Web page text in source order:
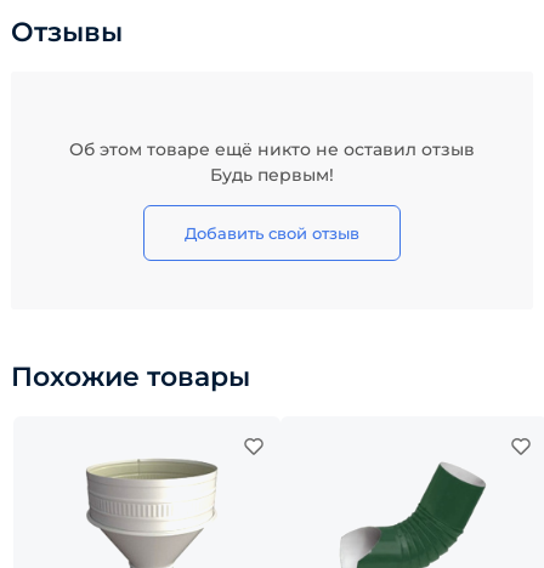
Отзывы
Об этом товаре ещё никто не оставил отзыв
Будь первым!
Добавить свой отзыв
Похожие товары